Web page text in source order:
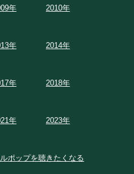
年 2010年
年 2014年
年 2018年
年 2023年
ポップを聴きたくなる